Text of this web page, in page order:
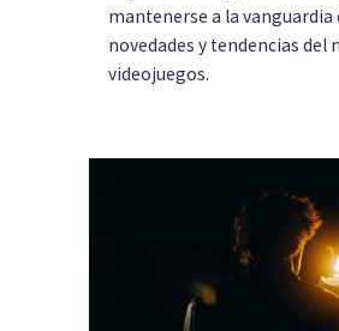
mantenerse a la vanguardia
novedades y tendencias del
videojuegos.